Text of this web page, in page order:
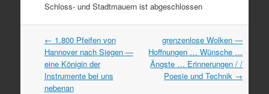
Schloss- und Stadtmauern ist abgeschlossen
Artikel
Navigation
← 1.800 Pfeifen von
Hannover nach Siegen —
eine Königin der
Instrumente bei uns
nebenan
grenzenlose Wolken —
Hoffnungen … Wünsche …
Ängste … Erinnerungen / /
Poesie und Technik →